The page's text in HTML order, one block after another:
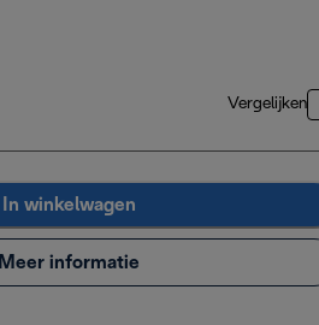
Vergelijken
In winkelwagen
Meer informatie